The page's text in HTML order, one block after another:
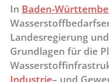
In Baden-
Landesregierung
Grundlagen für die
Industrie– und